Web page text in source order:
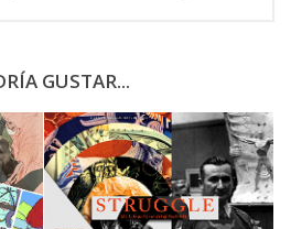
GUSTAR...